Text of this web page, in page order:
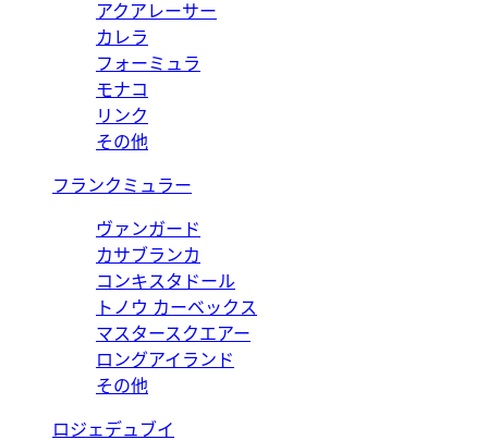
アクアレーサー
カレラ
フォーミュラ
モナコ
リンク
その他
フランクミュラー
ヴァンガード
カサブランカ
コンキスタドール
トノウ カーベックス
マスタースクエアー
ロングアイランド
その他
ロジェデュブイ